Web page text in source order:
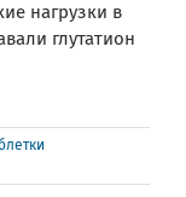
нагрузки в
глутатион